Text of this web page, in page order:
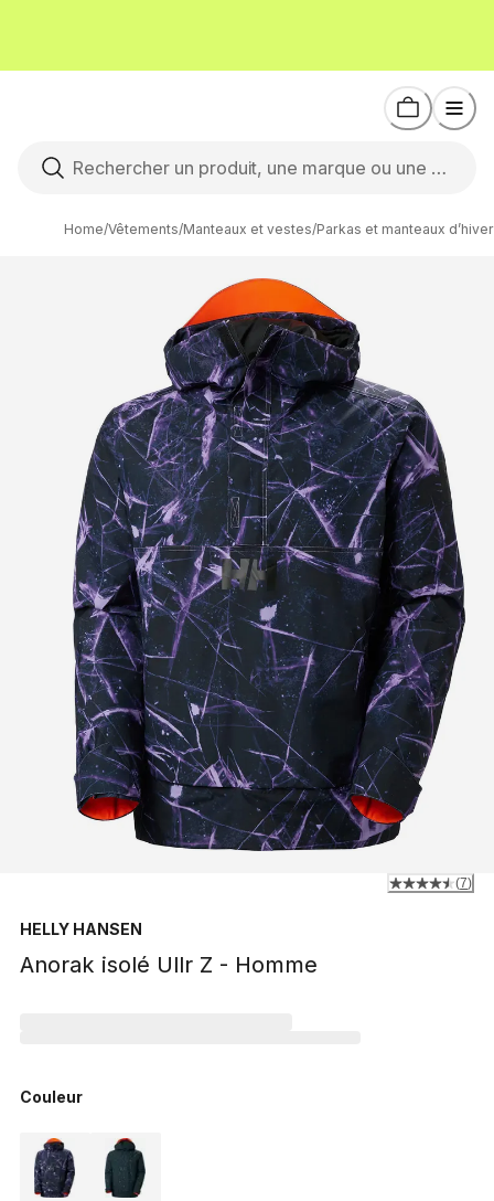
Home/Vêtements/Manteaux et vestes/Parkas et manteaux d’hiver
HELLY HANSEN
Anorak isolé Ullr Z - Homme
(7)
Couleur